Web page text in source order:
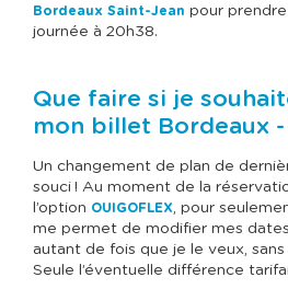
Bordeaux Saint-Jean pour
journée à 20h38.
Que faire si je
mon billet Bordeaux -
Un changement de plan de
souci ! Au moment de la
l’option OUIGOFLEX, pour
me permet de modifier mes
autant de fois que je le veux,
Seule l’éventuelle différence